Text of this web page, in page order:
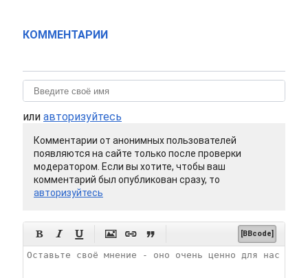
КОММЕНТАРИИ
или авторизуйтесь
Комментарии от анонимных пользователей
появляются на сайте только после проверки
модератором. Если вы хотите, чтобы ваш
комментарий был опубликован сразу, то
авторизуйтесь
      [BBcode]